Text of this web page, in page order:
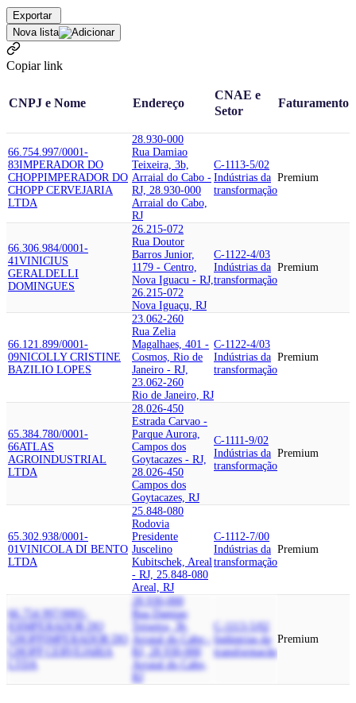
Exportar
Nova lista
Copiar link
CNPJ e Nome Endereço
CNAE e
Setor
Faturamento
66.754.997/0001-
83IMPERADOR DO
CHOPPIMPERADOR DO
CHOPP CERVEJARIA
LTDA
28.930-000
Rua Damiao
Teixeira, 3b,
Arraial do Cabo -
RJ, 28.930-000
Arraial do Cabo,
RJ
C-1113-5/02
Indústrias da
transformação
Premium
66.306.984/0001-
41VINICIUS
GERALDELLI
DOMINGUES
26.215-072
Rua Doutor
Barros Junior,
1179 - Centro,
Nova Iguacu - RJ,
26.215-072
Nova Iguaçu, RJ
C-1122-4/03
Indústrias da
transformação
Premium
66.121.899/0001-
09NICOLLY CRISTINE
BAZILIO LOPES
23.062-260
Rua Zelia
Magalhaes, 401 -
Cosmos, Rio de
Janeiro - RJ,
23.062-260
Rio de Janeiro, RJ
C-1122-4/03
Indústrias da
transformação
Premium
65.384.780/0001-
66ATLAS
AGROINDUSTRIAL
LTDA
28.026-450
Estrada Carvao -
Parque Aurora,
Campos dos
Goytacazes - RJ,
28.026-450
Campos dos
Goytacazes, RJ
C-1111-9/02
Indústrias da
transformação
Premium
65.302.938/0001-
01VINICOLA DI BENTO
LTDA
25.848-080
Rodovia
Presidente
Juscelino
Kubitschek, Areal
- RJ, 25.848-080
Areal, RJ
C-1112-7/00
Indústrias da
transformação
Premium
66.754.997/0001-
IMPERADOR DO
IMPERADOR DO
CHOPP CERVEJARIA
28.930-000
Rua Damiao
Teixeira, 3b,
Arraial do Cabo -
RJ, 28.930-000
Arraial do Cabo,
C-1113-5/02
Indústrias da
transformação
Premium